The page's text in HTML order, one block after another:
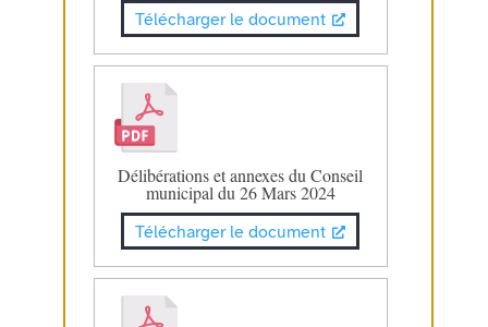
Télécharger le document
Délibérations et annexes du Conseil
municipal du 26 Mars 2024
Télécharger le document